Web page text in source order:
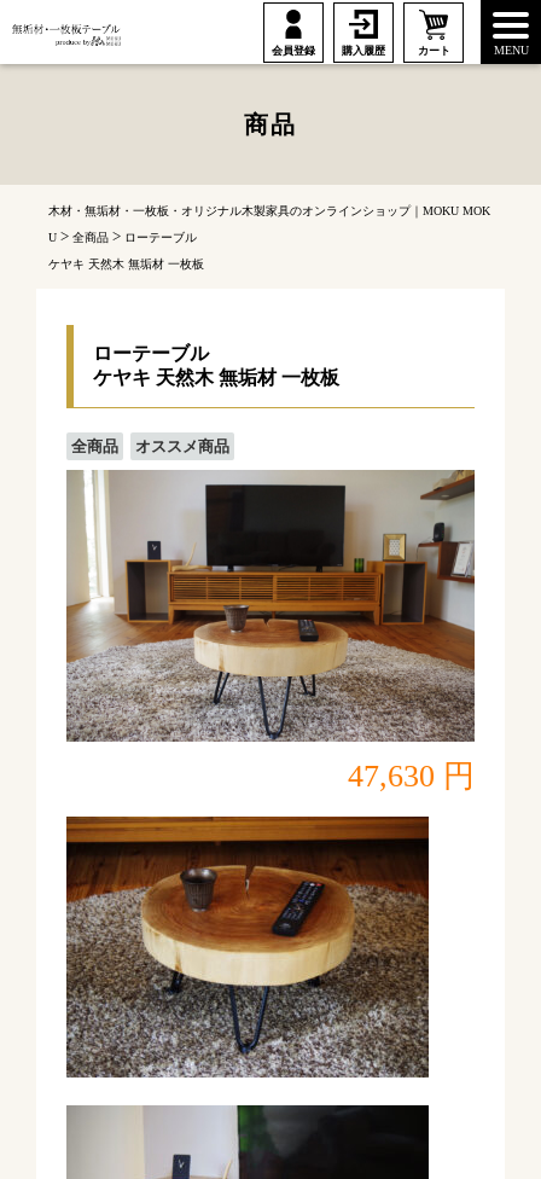
会員登録 購入履歴 カート MENU
商品
木材・無垢材・一枚板・オリジナル木製家具のオンラインショップ｜MOKU MOK
U > 全商品 > ローテーブル
ケヤキ 天然木 無垢材 一枚板
ローテーブル
ケヤキ 天然木 無垢材 一枚板
全商品 オススメ商品
47,630 円